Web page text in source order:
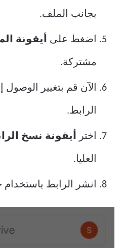
بجانب الملف.
اضغط على أيقونة
مشتركة.
الآن قم بتغيير
الرابط.
اختر أيقونة نسخ
العليا.
انشر الرابط